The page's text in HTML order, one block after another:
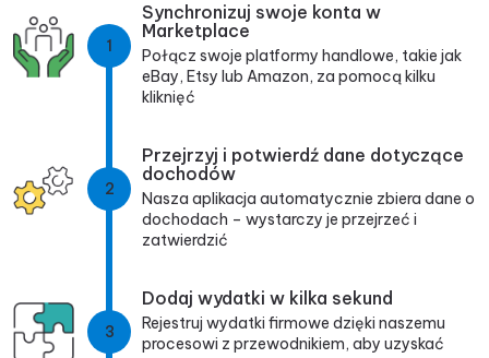
1
Synchronizuj swoje konta w
Marketplace
Połącz swoje platformy handlowe, takie jak
eBay, Etsy lub Amazon, za pomocą kilku
kliknięć
2
Przejrzyj i potwierdź dane dotyczące
dochodów
Nasza aplikacja automatycznie zbiera dane o
dochodach – wystarczy je przejrzeć i
zatwierdzić
3
Dodaj wydatki w kilka sekund
Rejestruj wydatki firmowe dzięki naszemu
procesowi z przewodnikiem, aby uzyskać